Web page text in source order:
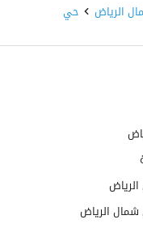
الرياض حي